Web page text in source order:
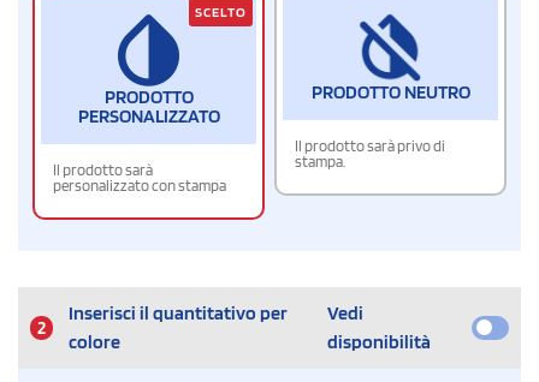
PRODOTTO
PERSONALIZZATO
Il prodotto sarà
personalizzato con stampa
SCELTO
PRODOTTO NEUTRO
Il prodotto sarà privo di
stampa.
2
Inserisci il quantitativo per
colore
Vedi
disponibilità